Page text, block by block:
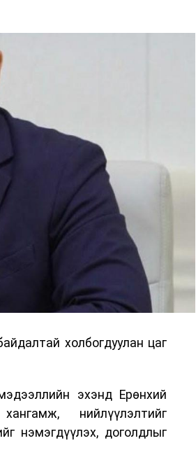
холбогдуулан цаг
эхэнд Ерөнхий
нийлүүлэлтийг
нэмэгдүүлэх, доголдлыг